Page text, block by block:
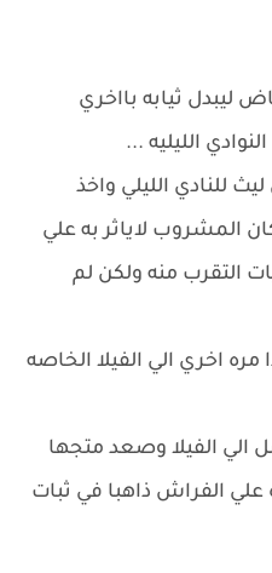
ليبدل ثيابه بااخري
الليليه ...
للنادي الليلي واخذ
المشروب لاياثر به علي
التقرب منه ولكن لم
اخري الي الفيلا الخاصه
الفيلا وصعد متجها
الفراش ذاهبا في ثبات